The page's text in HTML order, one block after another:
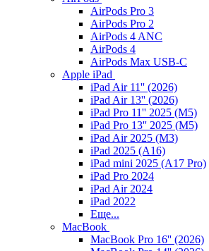
AirPods Pro 3
AirPods Pro 2
AirPods 4 ANC
AirPods 4
AirPods Max USB-C
Apple iPad
iPad Air 11'' (2026)
iPad Air 13'' (2026)
iPad Pro 11'' 2025 (M5)
iPad Pro 13'' 2025 (M5)
iPad Air 2025 (M3)
iPad 2025 (A16)
iPad mini 2025 (A17 Pro)
iPad Pro 2024
iPad Air 2024
iPad 2022
Еще...
MacBook
MacBook Pro 16'' (2026)